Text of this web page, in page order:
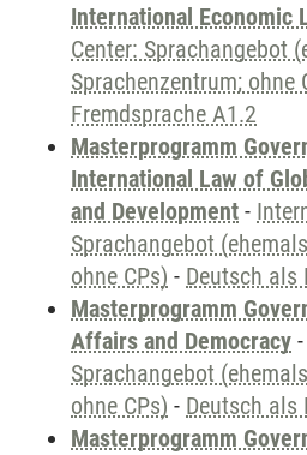
International Economic
Center: Sprachangebot
Sprachenzentrum; ohne
Fremdsprache A1.2
Masterprogramm
International Law of
and Development -
Sprachangebot
ohne CPs) - Deutsch als
Masterprogramm
Affairs and Democracy -
Sprachangebot
ohne CPs) - Deutsch als
Masterprogramm